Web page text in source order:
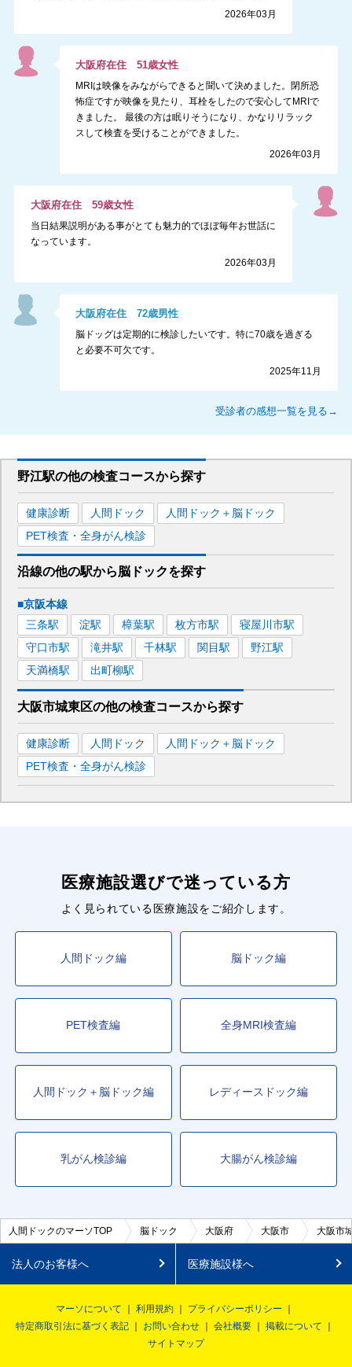
2026年03月
大阪府在住51歳女性
MRIは映像をみながらできると聞いて決めました。閉所恐
怖症ですが映像を見たり、耳栓をしたので安心してMRIで
きました。 最後の方は眠りそうになり、かなりリラック
スして検査を受けることができました。
2026年03月
大阪府在住 59歳女性
当日結果説明がある事がとても魅力的でほぼ毎年お世話に
なっています。
2026年03月
大阪府在住72歳男性
脳ドッグは定期的に検診したいです。特に70歳を過ぎる
と必要不可欠です。
2025年11月
受診者の感想一覧を見る→
野江駅の他の検査コースから探す
健康診断 人間ドック
人間ドック＋脳ドック
PET検査・全身がん検診
沿線の他の駅から脳ドックを探す
■京阪本線
三条駅 淀駅 樟葉駅 枚方市駅 寝屋川市駅
守口市駅 滝井駅 千林駅 関目駅 野江駅
天満橋駅 出町柳駅
大阪市城東区の他の検査コースから探す
健康診断 人間ドック
人間ドック＋脳ドック
PET検査・全身がん検診
医療施設選びで迷っている方
よく見られている医療施設をご紹介します。
人間ドック編 脳ドック編
PET検査編 全身MRI検査編
人間ドック＋脳ドック編 レディースドック編
乳がん検診編 大腸がん検診編
人間ドックのマーソTOP 脳ドック 大阪府 大阪市 大阪市
法人のお客様へ 医療施設様へ
マーソについて 利用規約
プライバシーポリシー
特定商取引法に基づく表記
お問い合わせ 会社概要
掲載について
サイトマップ